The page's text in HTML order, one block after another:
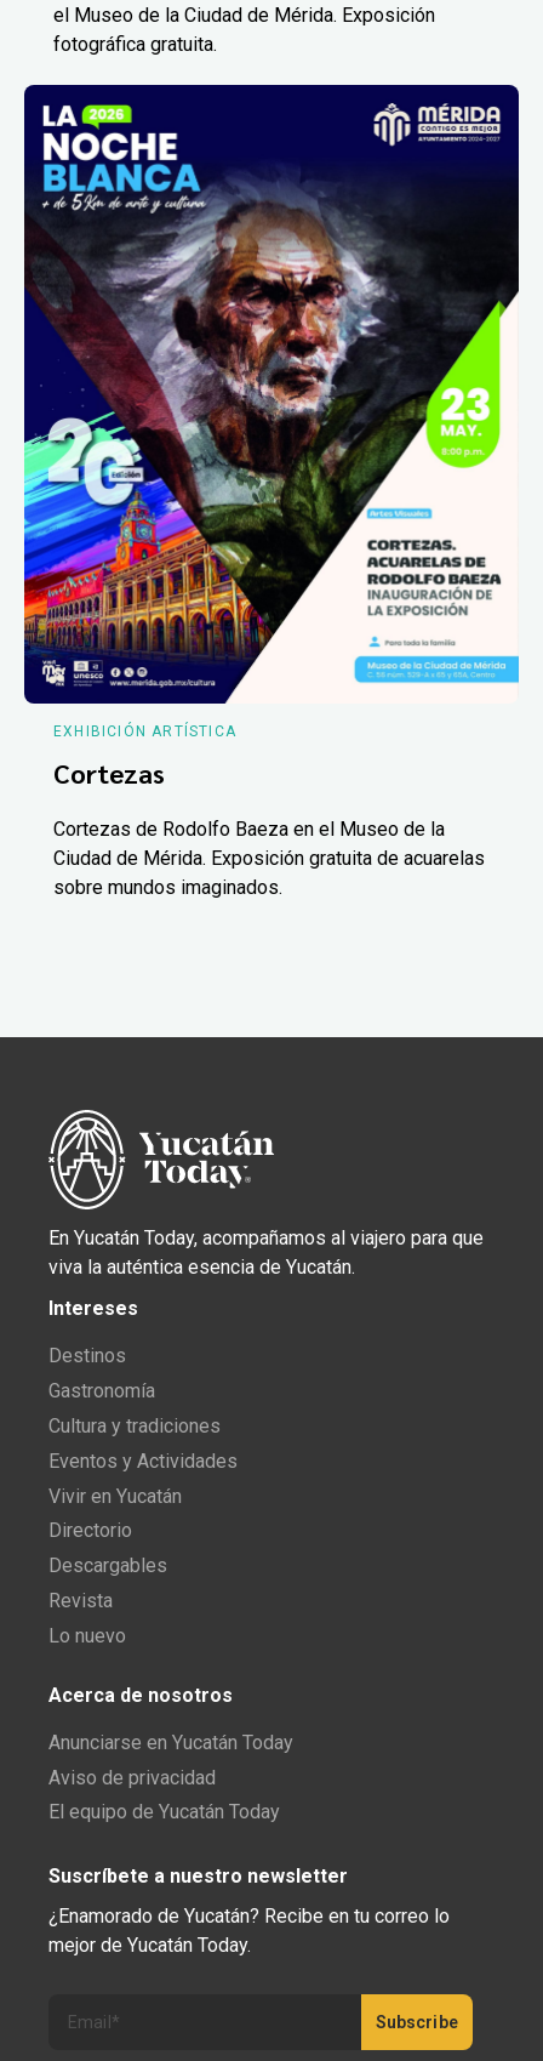
el Museo de la Ciudad de Mérida. Exposición
fotográfica gratuita.
EXHIBICIÓN ARTÍSTICA
Cortezas
Cortezas de Rodolfo Baeza en el Museo de la
Ciudad de Mérida. Exposición gratuita de acuarelas
sobre mundos imaginados.
En Yucatán Today, acompañamos al viajero para que
viva la auténtica esencia de Yucatán.
Intereses
Destinos
Gastronomía
Cultura y tradiciones
Eventos y Actividades
Vivir en Yucatán
Directorio
Descargables
Revista
Lo nuevo
Acerca de nosotros
Anunciarse en Yucatán Today
Aviso de privacidad
El equipo de Yucatán Today
Suscríbete a nuestro newsletter
¿Enamorado de Yucatán? Recibe en tu correo lo
mejor de Yucatán Today.